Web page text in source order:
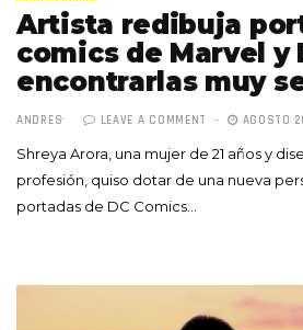
Artista redibuja
comics de Marvel y
encontrarlas muy
ANDRES LEAVE A COMMENT AGOSTO
Shreya Arora, una mujer de 21 años y
profesión, quiso dotar de una nueva
portadas de DC Comics…